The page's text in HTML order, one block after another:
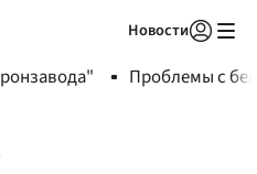
Новости
Проблемы с